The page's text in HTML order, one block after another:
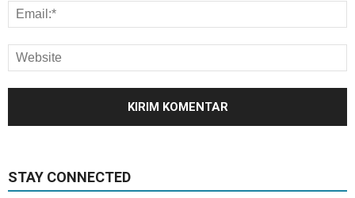
STAY CONNECTED